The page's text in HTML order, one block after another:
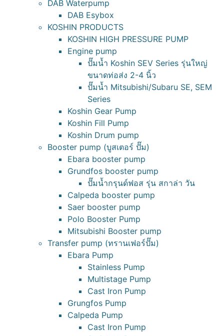
DAB Waterpump
DAB Esybox
KOSHIN PRODUCTS
KOSHIN HIGH PRESSURE PUMP
Engine pump
ปั๊มน้ำ Koshin SEV Series รุ่นใหญ่
ขนาดท่อส่ง 2-4 นิ้ว
ปั๊มน้ำ Mitsubishi/Subaru SE, SEM
Series
Koshin Gear Pump
Koshin Fill Pump
Koshin Drum pump
Booster pump (บูสเตอร์ ปั๊ม)
Ebara booster pump
Grundfos booster pump
ปั๊มน้ำกรุนด์ฟอส รุ่น สกาล่า วัน
Calpeda booster pump
Saer booster pump
Polo Booster Pump
Mitsubishi Booster pump
Transfer pump (ทรานเฟอร์ปั๊ม)
Ebara Pump
Stainless Pump
Multistage Pump
Cast Iron Pump
Grungfos Pump
Calpeda Pump
Cast Iron Pump